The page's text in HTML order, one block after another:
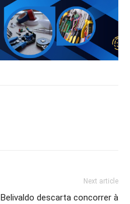
Next article
Belivaldo descarta concorrer à